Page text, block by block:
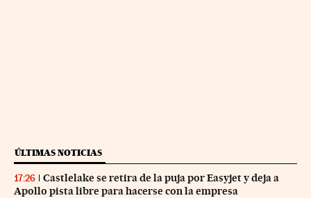
ÚLTIMAS NOTICIAS
17:26
Castlelake se retira de la puja por Easyjet y deja a
Apollo pista libre para hacerse con la empresa